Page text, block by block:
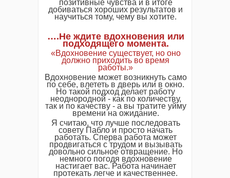
позитивные чувства и в итоге
добиваться хороших результатов и
научиться тому, чему вы хотите.
….Не ждите вдохновения или
подходящего момента.
«Вдохновение существует, но оно
должно приходить во время
работы.»
Вдохновение может возникнуть само
по себе, влететь в дверь или в окно.
Но такой подход делает работу
неоднородной - как по количеству,
так и по качеству - а вы тратите уйму
времени на ожидание.
Я считаю, что лучше последовать
совету Пабло и просто начать
работать. Сперва работа может
продвигаться с трудом и вызывать
довольно сильное отвращение. Но
немного погодя вдохновение
настигает вас. Работа начинает
протекать легче и качественнее.